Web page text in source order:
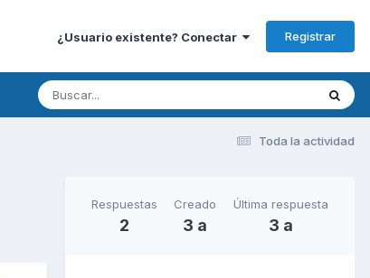
¿Usuario existente? Conectar Registrar
Toda la actividad
Respuestas
2
Creado
3 a
Última respuesta
3 a